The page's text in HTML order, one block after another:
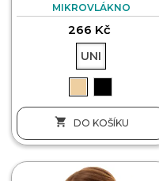
MIKROVLÁKNO
266 Kč
UNI
 DO KOŠÍKU